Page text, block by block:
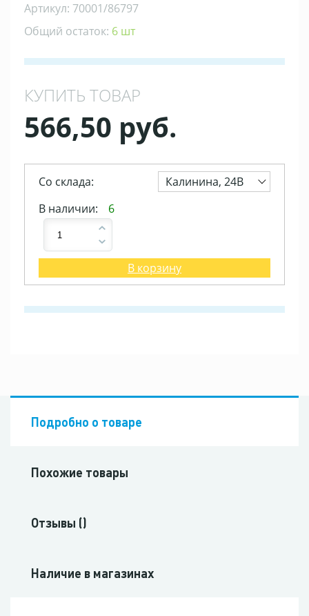
Артикул: 70001/86797
Общий остаток: 6 шт
КУПИТЬ ТОВАР
566,50 руб.
Со склада:
Калинина, 24В
В наличии:
6
В корзину
Подробно о товаре
Похожие товары
Отзывы ()
Наличие в магазинах